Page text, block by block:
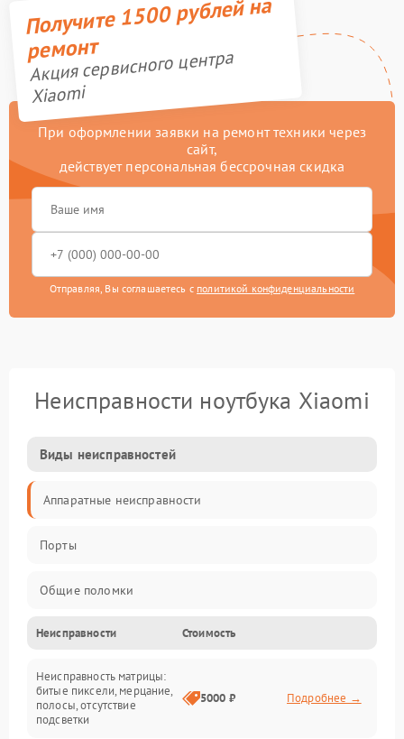
Получите 1500 рублей на
ремонт
Акция сервисного центра
Xiaomi
При оформлении заявки на ремонт техники через
сайт,
действует персональная бессрочная скидка
Отправляя, Вы соглашаетесь с политикой конфиденциальности
Неисправности ноутбука Xiaomi
Виды неисправностей
Аппаратные неисправности
Порты
Общие поломки
Устройства
Программные ошибки
Электрические и системные сбои
Неисправности Стоимость
Неисправность матрицы:
битые пиксели, мерцание,
полосы, отсутствие
подсветки
5000 ₽ Подробнее →